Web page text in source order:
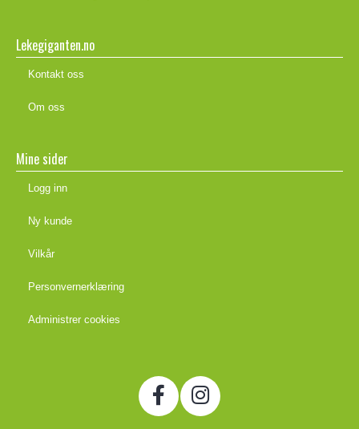
Lekegiganten.no
Kontakt oss
Om oss
Mine sider
Logg inn
Ny kunde
Vilkår
Personvernerklæring
Administrer cookies